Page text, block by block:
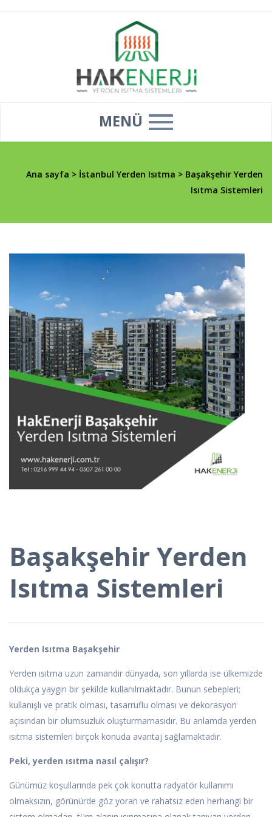
MENÜ
Ana sayfa > İstanbul Yerden Isıtma > Başakşehir Yerden
Isıtma Sistemleri
Başakşehir Yerden
Isıtma Sistemleri
Yerden Isıtma Başakşehir
Yerden ısıtma uzun zamandır dünyada, son yıllarda ise ülkemizde
oldukça yaygın bir şekilde kullanılmaktadır. Bunun sebepleri;
kullanışlı ve pratik olması, tasarruflu olması ve dekorasyon
açısından bir olumsuzluk oluşturmamasıdır. Bu anlamda yerden
ısıtma sistemleri birçok konuda avantaj sağlamaktadır.
Peki, yerden ısıtma nasıl çalışır?
Günümüz koşullarında pek çok konutta radyatör kullanımı
olmaksızın, görünürde göz yoran ve rahatsız eden herhangi bir